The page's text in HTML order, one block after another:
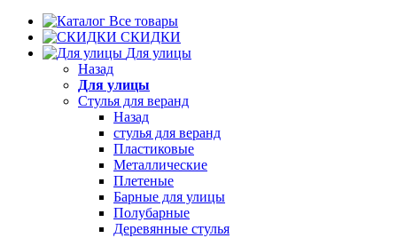
Все товары
СКИДКИ
Для улицы
Назад
Для улицы
Стулья для веранд
Назад
стулья для веранд
Пластиковые
Металлические
Плетеные
Барные для улицы
Полубарные
Деревянные стулья